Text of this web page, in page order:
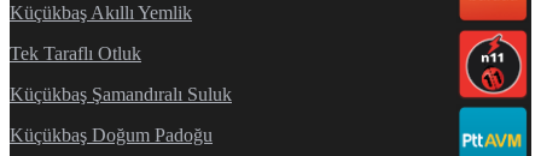
Küçükbaş Akıllı Yemlik
Tek Taraflı Otluk
Küçükbaş Şamandıralı Suluk
Küçükbaş Doğum Padoğu